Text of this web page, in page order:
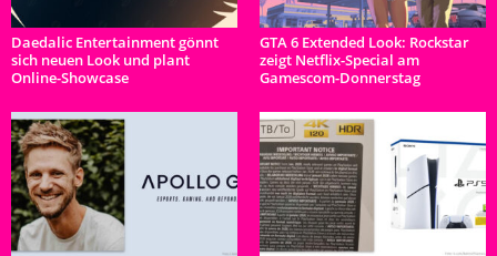
Daedalic Entertainment gönnt
sich neuen Look und plant
Online-Showcase
GTA 6 Extended Look: Rockstar
zeigt Netflix-Special am
Gamescom-Donnerstag